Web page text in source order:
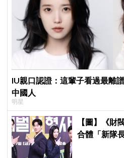
IU親口認證：這輩子看過最離
中國人
明星
【圖】《財
合體「新隊